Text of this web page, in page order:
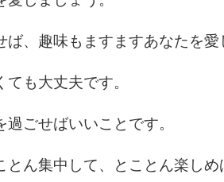
ば、趣味もますますあなたを愛
も大丈夫です。
ごせばいいことです。
とん集中して、とことん楽し